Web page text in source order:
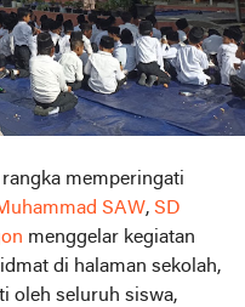
memperingati
SAW, SD
menggelar kegiatan
di halaman sekolah,
oleh seluruh siswa,